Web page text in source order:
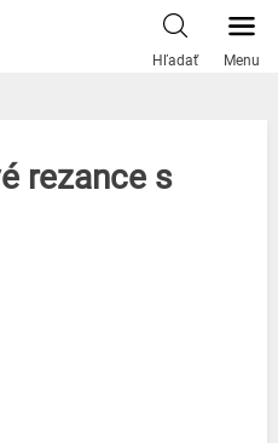
Hľadať Menu